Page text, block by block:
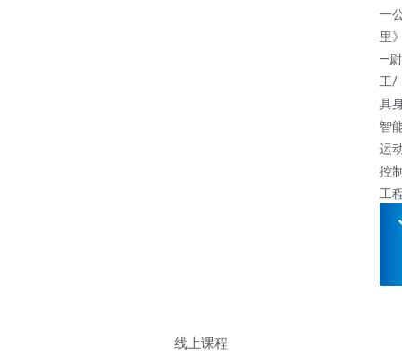
线上课程
一
里
—尉
工/
具
智
运
控
工